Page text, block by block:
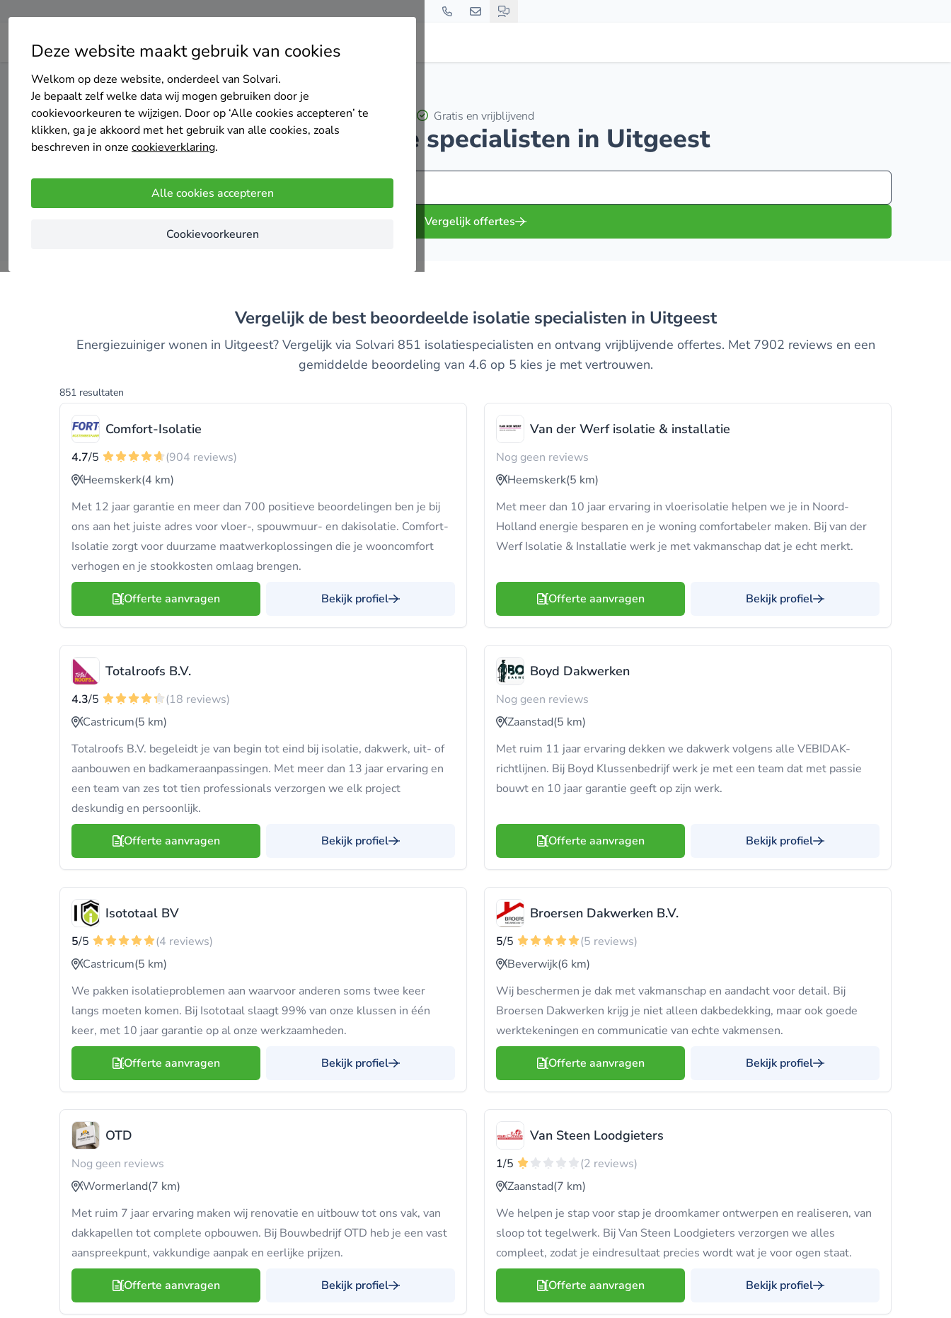
Deze website maakt gebruik van cookies
Welkom op deze website, onderdeel van Solvari.
Je bepaalt zelf welke data wij mogen gebruiken door je
cookievoorkeuren te wijzigen. Door op ‘Alle cookies accepteren’ te
klikken, ga je akkoord met het gebruik van alle cookies, zoals
beschreven in onze cookieverklaring.
Alle cookies accepteren
Cookievoorkeuren
Home Isolatie Noord-Holland Uitgeest
Gratis en vrijblijvend
Top 20 isolatie specialisten in Uitgeest
Vergelijk offertes
Vergelijk de best beoordeelde isolatie specialisten in Uitgeest
Energiezuiniger wonen in Uitgeest? Vergelijk via Solvari 851 isolatiespecialisten en ontvang vrijblijvende offertes. Met 7902 reviews en een
gemiddelde beoordeling van 4.6 op 5 kies je met vertrouwen.
851 resultaten
Comfort-Isolatie
4.7/5
(904 reviews)
Heemskerk(4 km)
Met 12 jaar garantie en meer dan 700 positieve beoordelingen ben je bij
ons aan het juiste adres voor vloer-, spouwmuur- en dakisolatie. Comfort-
Isolatie zorgt voor duurzame maatwerkoplossingen die je wooncomfort
verhogen en je stookkosten omlaag brengen.
Offerte aanvragen Bekijk profiel
Van der Werf isolatie & installatie
Nog geen reviews
Heemskerk(5 km)
Met meer dan 10 jaar ervaring in vloerisolatie helpen we je in Noord-
Holland energie besparen en je woning comfortabeler maken. Bij van der
Werf Isolatie & Installatie werk je met vakmanschap dat je echt merkt.
Offerte aanvragen Bekijk profiel
Totalroofs B.V.
4.3/5
(18 reviews)
Castricum(5 km)
Totalroofs B.V. begeleidt je van begin tot eind bij isolatie, dakwerk, uit- of
aanbouwen en badkameraanpassingen. Met meer dan 13 jaar ervaring en
een team van zes tot tien professionals verzorgen we elk project
deskundig en persoonlijk.
Offerte aanvragen Bekijk profiel
Boyd Dakwerken
Nog geen reviews
Zaanstad(5 km)
Met ruim 11 jaar ervaring dekken we dakwerk volgens alle VEBIDAK-
richtlijnen. Bij Boyd Klussenbedrijf werk je met een team dat met passie
bouwt en 10 jaar garantie geeft op zijn werk.
Offerte aanvragen Bekijk profiel
Isototaal BV
5/5
(4 reviews)
Castricum(5 km)
We pakken isolatieproblemen aan waarvoor anderen soms twee keer
langs moeten komen. Bij Isototaal slaagt 99% van onze klussen in één
keer, met 10 jaar garantie op al onze werkzaamheden.
Offerte aanvragen Bekijk profiel
Broersen Dakwerken B.V.
5/5
(5 reviews)
Beverwijk(6 km)
Wij beschermen je dak met vakmanschap en aandacht voor detail. Bij
Broersen Dakwerken krijg je niet alleen dakbedekking, maar ook goede
werktekeningen en communicatie van echte vakmensen.
Offerte aanvragen Bekijk profiel
OTD
Nog geen reviews
Wormerland(7 km)
Met ruim 7 jaar ervaring maken wij renovatie en uitbouw tot ons vak, van
dakkapellen tot complete opbouwen. Bij Bouwbedrijf OTD heb je een vast
aanspreekpunt, vakkundige aanpak en eerlijke prijzen.
Offerte aanvragen Bekijk profiel
Van Steen Loodgieters
1/5
(2 reviews)
Zaanstad(7 km)
We helpen je stap voor stap je droomkamer ontwerpen en realiseren, van
sloop tot tegelwerk. Bij Van Steen Loodgieters verzorgen we alles
compleet, zodat je eindresultaat precies wordt wat je voor ogen staat.
Offerte aanvragen Bekijk profiel